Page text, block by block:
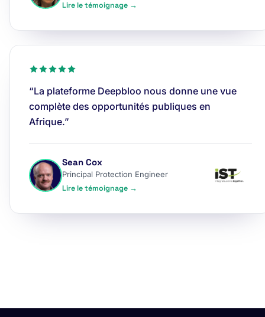
Lire le témoignage →
“La plateforme Deepbloo nous donne une vue
complète des opportunités publiques en
Afrique.”
Sean Cox
Principal Protection Engineer
Lire le témoignage →